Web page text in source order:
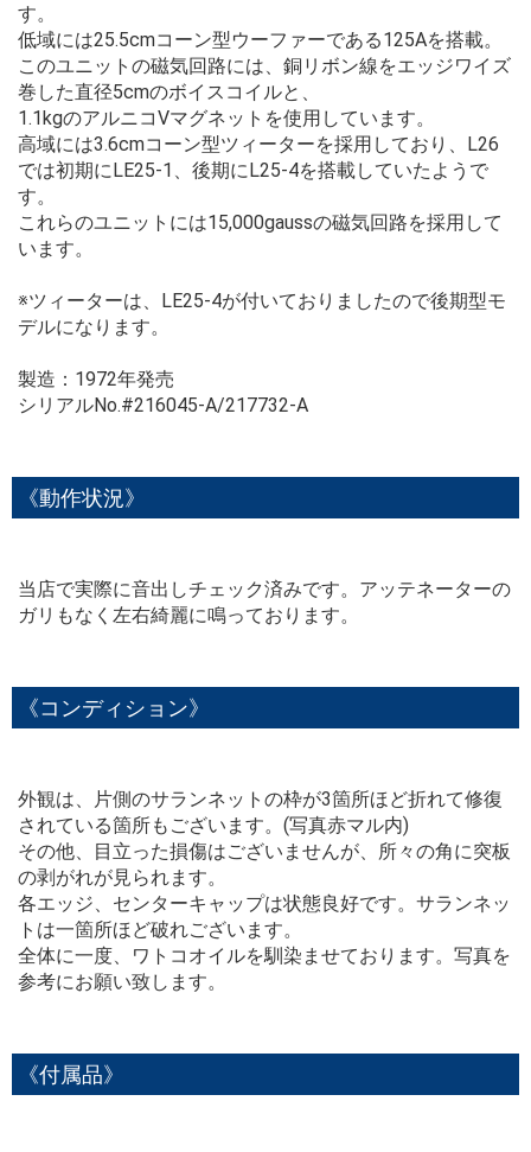
す。
低域には25.5cmコーン型ウーファーである125Aを搭載。
このユニットの磁気回路には、銅リボン線をエッジワイズ
巻した直径5cmのボイスコイルと、
1.1kgのアルニコVマグネットを使用しています。
高域には3.6cmコーン型ツィーターを採用しており、L26
では初期にLE25-1、後期にL25-4を搭載していたようで
す。
これらのユニットには15,000gaussの磁気回路を採用して
います。
※ツィーターは、LE25-4が付いておりましたので後期型モ
デルになります。
製造：1972年発売
シリアルNo.#216045-A/217732-A
《動作状況》
当店で実際に音出しチェック済みです。アッテネーターの
ガリもなく左右綺麗に鳴っております。
《コンディション》
外観は、片側のサランネットの枠が3箇所ほど折れて修復
されている箇所もございます。(写真赤マル内)
その他、目立った損傷はございませんが、所々の角に突板
の剥がれが見られます。
各エッジ、センターキャップは状態良好です。サランネッ
トは一箇所ほど破れございます。
全体に一度、ワトコオイルを馴染ませております。写真を
参考にお願い致します。
《付属品》